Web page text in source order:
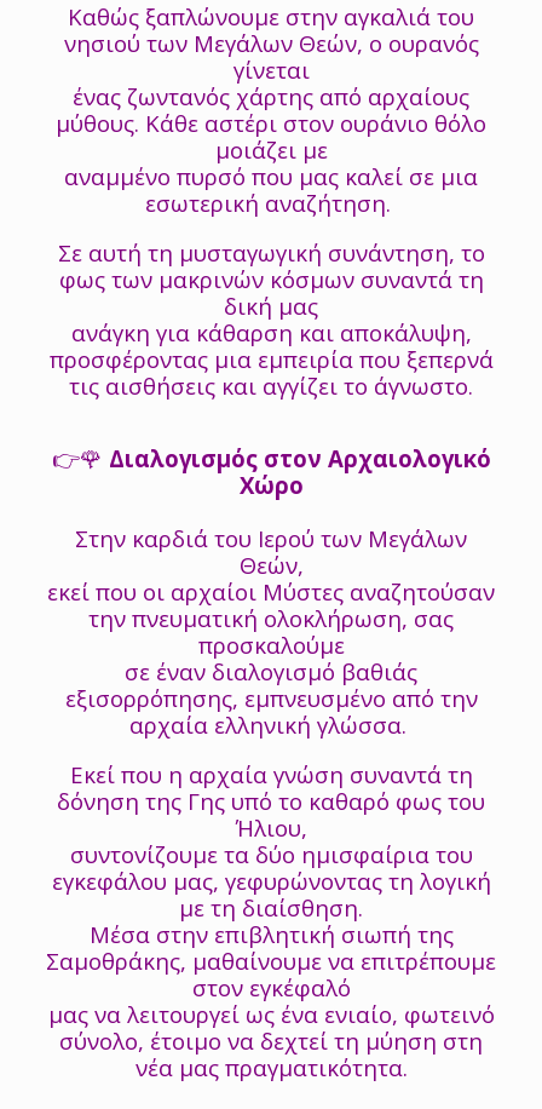
Καθώς ξαπλώνουμε στην αγκαλιά του
νησιού των Μεγάλων Θεών, ο ουρανός
γίνεται
ένας ζωντανός χάρτης από αρχαίους
μύθους. Κάθε αστέρι στον ουράνιο θόλο
μοιάζει με
αναμμένο πυρσό που μας καλεί σε μια
εσωτερική αναζήτηση.
Σε αυτή τη μυσταγωγική συνάντηση, το
φως των μακρινών κόσμων συναντά τη
δική μας
ανάγκη για κάθαρση και αποκάλυψη,
προσφέροντας μια εμπειρία που ξεπερνά
τις αισθήσεις και αγγίζει το άγνωστο.
👉🌹 Διαλογισμός στον Αρχαιολογικό
Χώρο
Στην καρδιά του Ιερού των Μεγάλων
Θεών,
εκεί που οι αρχαίοι Μύστες αναζητούσαν
την πνευματική ολοκλήρωση, σας
προσκαλούμε
σε έναν διαλογισμό βαθιάς
εξισορρόπησης, εμπνευσμένο από την
αρχαία ελληνική γλώσσα.
Εκεί που η αρχαία γνώση συναντά τη
δόνηση της Γης υπό το καθαρό φως του
Ήλιου,
συντονίζουμε τα δύο ημισφαίρια του
εγκεφάλου μας, γεφυρώνοντας τη λογική
με τη διαίσθηση.
Μέσα στην επιβλητική σιωπή της
Σαμοθράκης, μαθαίνουμε να επιτρέπουμε
στον εγκέφαλό
μας να λειτουργεί ως ένα ενιαίο, φωτεινό
σύνολο, έτοιμο να δεχτεί τη μύηση στη
νέα μας πραγματικότητα.